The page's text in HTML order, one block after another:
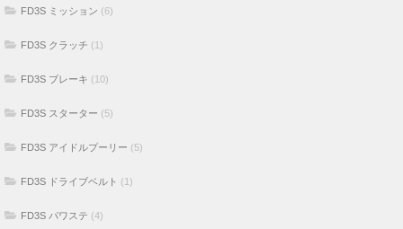
FD3S ミッション (6)
FD3S クラッチ (1)
FD3S ブレーキ (10)
FD3S スターター (5)
FD3S アイドルプーリー (5)
FD3S ドライブベルト (1)
FD3S パワステ (4)